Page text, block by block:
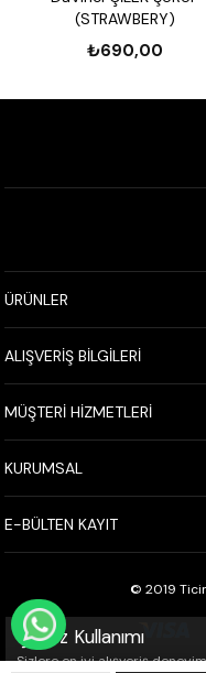
(STRAWBERY)
₺690,00
ÜRÜNLER
ALIŞVERİŞ BİLGİLERİ
MÜŞTERİ HİZMETLERİ
KURUMSAL
E-BÜLTEN KAYIT
© 2019
Çerez Kullanımı
Sizlere en iyi alışveriş